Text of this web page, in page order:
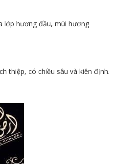
lớp hương đầu, mùi hương
thiệp, có chiều sâu và kiên định.